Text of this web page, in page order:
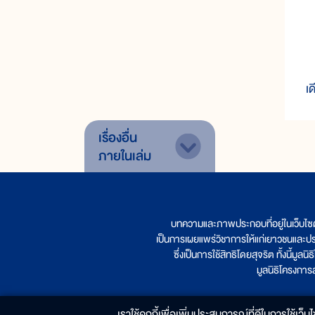
เรื่องอื่น
ภายในเล่ม
บทความและภาพประกอบที่อยู่ในเว็บ
เป็นการเผยแพร่วิชาการให้แก่เยาวชนแล
ซึ่งเป็นการใช้สิทธิโดยสุจริต ทั้งนี้มูลนิ
มูลนิธิโครงกา